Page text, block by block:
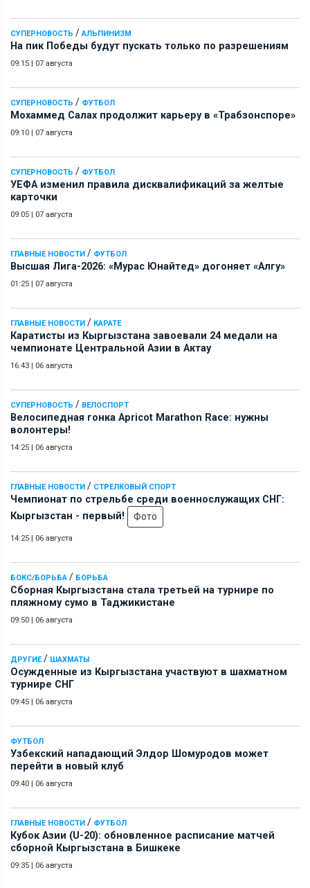
СУПЕРНОВОСТЬ / АЛЬПИНИЗМ
На пик Победы будут пускать только по разрешениям
09:15 | 07 августа
СУПЕРНОВОСТЬ / ФУТБОЛ
Мохаммед Салах продолжит карьеру в «Трабзонспоре»
09:10 | 07 августа
СУПЕРНОВОСТЬ / ФУТБОЛ
УЕФА изменил правила дисквалификаций за желтые
карточки
09:05 | 07 августа
ГЛАВНЫЕ НОВОСТИ / ФУТБОЛ
Высшая Лига-2026: «Мурас Юнайтед» догоняет «Алгу»
01:25 | 07 августа
ГЛАВНЫЕ НОВОСТИ / КАРАТЕ
Каратисты из Кыргызстана завоевали 24 медали на
чемпионате Центральной Азии в Актау
16:43 | 06 августа
СУПЕРНОВОСТЬ / ВЕЛОСПОРТ
Велосипедная гонка Apricot Marathon Race: нужны
волонтеры!
14:25 | 06 августа
ГЛАВНЫЕ НОВОСТИ / СТРЕЛКОВЫЙ СПОРТ
Чемпионат по стрельбе среди военнослужащих СНГ:
Кыргызстан - первый!
Фото
14:25 | 06 августа
БОКС/БОРЬБА / БОРЬБА
Сборная Кыргызстана стала третьей на турнире по
пляжному сумо в Таджикистане
09:50 | 06 августа
ДРУГИЕ/ ШАХМАТЫ
Осужденные из Кыргызстана участвуют в шахматном
турнире СНГ
09:45 | 06 августа
ФУТБОЛ
Узбекский нападающий Элдор Шомуродов может
перейти в новый клуб
09:40 | 06 августа
ГЛАВНЫЕ НОВОСТИ / ФУТБОЛ
Кубок Азии (U-20): обновленное расписание матчей
сборной Кыргызстана в Бишкеке
09:35 | 06 августа